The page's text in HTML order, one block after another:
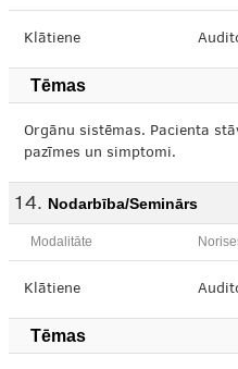
Klātiene
Tēmas
Orgānu sistēmas. Pacienta
pazīmes un simptomi.
Nodarbība/Seminārs
Modalitāte
Klātiene
Tēmas